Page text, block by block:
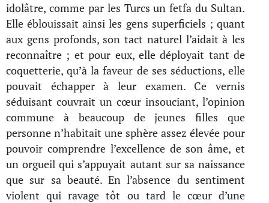
idolâtre, comme par les Turcs un fetfa du Sultan.
Elle éblouissait ainsi les gens superficiels ; quant
aux gens profonds, son tact naturel l’aidait à les
reconnaître ; et pour eux, elle déployait tant de
coquetterie, qu’à la faveur de ses séductions, elle
pouvait échapper à leur examen. Ce vernis
séduisant couvrait un cœur insouciant, l’opinion
commune à beaucoup de jeunes filles que
personne n’habitait une sphère assez élevée pour
pouvoir comprendre l’excellence de son âme, et
un orgueil qui s’appuyait autant sur sa naissance
que sur sa beauté. En l’absence du sentiment
violent qui ravage tôt ou tard le cœur d’une